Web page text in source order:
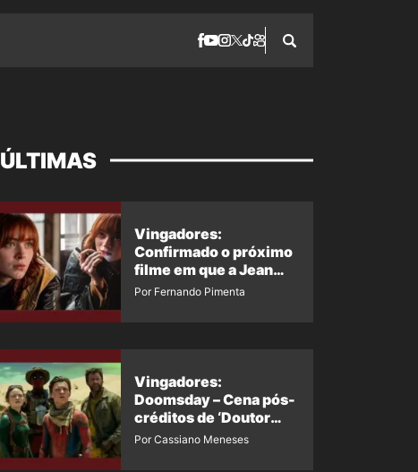
ÚLTIMAS
Vingadores:
Confirmado o próximo
filme em que a Jean
Grey irá aparecer
Por Fernando Pimenta
Vingadores:
Doomsday – Cena pós-
créditos de ‘Doutor
Destino’ é revelada
Por Cassiano Meneses